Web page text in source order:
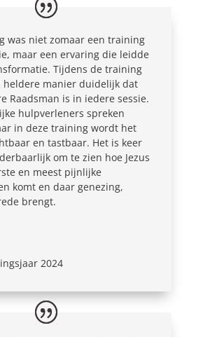
was niet zomaar een training
maar een ervaring die leidde
Tijdens de training
heldere manier duidelijk dat
Raadsman is in iedere sessie.
hulpverleners spreken
in deze training wordt het
en tastbaar. Het is keer
om te zien hoe Jezus
en meest pijnlijke
komt en daar genezing,
brengt.
2024